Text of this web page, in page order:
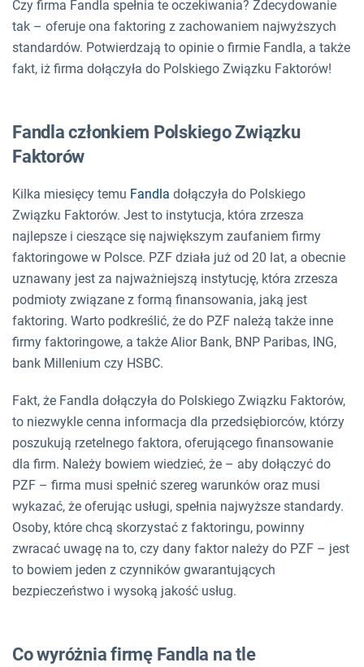
Czy firma Fandla spełnia te oczekiwania? Zdecydowanie
tak – oferuje ona faktoring z zachowaniem najwyższych
standardów. Potwierdzają to opinie o firmie Fandla, a także
fakt, iż firma dołączyła do Polskiego Związku Faktorów!
Fandla członkiem Polskiego Związku
Faktorów
Kilka miesięcy temu Fandla dołączyła do Polskiego
Związku Faktorów. Jest to instytucja, która zrzesza
najlepsze i cieszące się największym zaufaniem firmy
faktoringowe w Polsce. PZF działa już od 20 lat, a obecnie
uznawany jest za najważniejszą instytucję, która zrzesza
podmioty związane z formą finansowania, jaką jest
faktoring. Warto podkreślić, że do PZF należą także inne
firmy faktoringowe, a także Alior Bank, BNP Paribas, ING,
bank Millenium czy HSBC.
Fakt, że Fandla dołączyła do Polskiego Związku Faktorów,
to niezwykle cenna informacja dla przedsiębiorców, którzy
poszukują rzetelnego faktora, oferującego finansowanie
dla firm. Należy bowiem wiedzieć, że – aby dołączyć do
PZF – firma musi spełnić szereg warunków oraz musi
wykazać, że oferując usługi, spełnia najwyższe standardy.
Osoby, które chcą skorzystać z faktoringu, powinny
zwracać uwagę na to, czy dany faktor należy do PZF – jest
to bowiem jeden z czynników gwarantujących
bezpieczeństwo i wysoką jakość usług.
Co wyróżnia firmę Fandla na tle